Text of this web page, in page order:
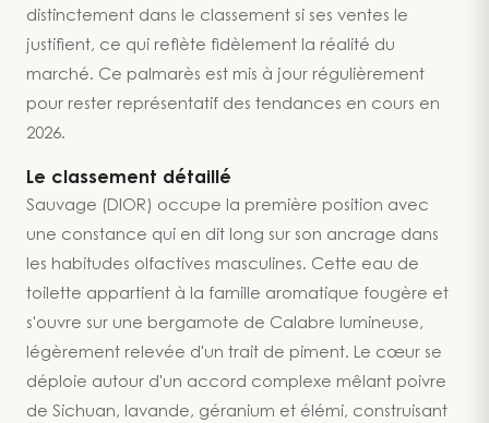
distinctement dans le classement si ses ventes le
justifient, ce qui reflète fidèlement la réalité du
marché. Ce palmarès est mis à jour régulièrement
pour rester représentatif des tendances en cours en
2026.
Le classement détaillé
Sauvage (DIOR) occupe la première position avec
une constance qui en dit long sur son ancrage dans
les habitudes olfactives masculines. Cette eau de
toilette appartient à la famille aromatique fougère et
s'ouvre sur une bergamote de Calabre lumineuse,
légèrement relevée d'un trait de piment. Le cœur se
déploie autour d'un accord complexe mêlant poivre
de Sichuan, lavande, géranium et élémi, construisant